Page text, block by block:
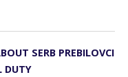
SERB PREBILOVCI
DUTY